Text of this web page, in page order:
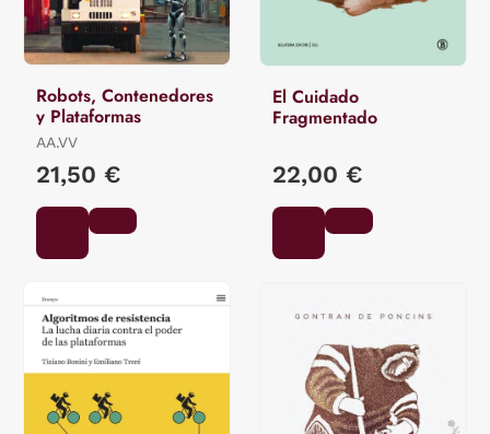
Robots, Contenedores
y Plataformas
AA.VV
21,50 €
El Cuidado
Fragmentado
22,00 €